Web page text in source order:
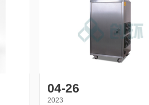
04-26
2023